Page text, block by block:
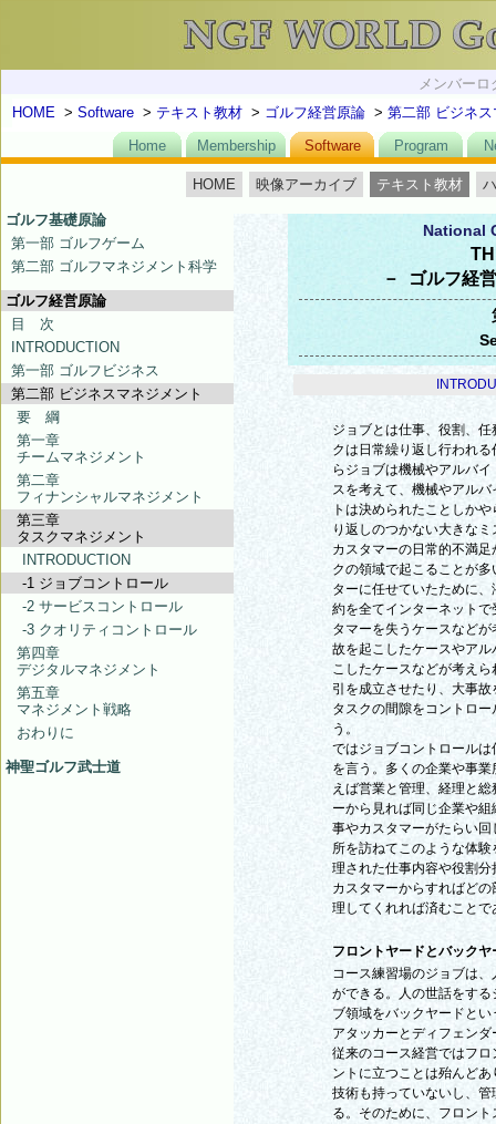
メンバー
HOME > Software > テキスト教材 > ゴルフ経営原論 > 第二部 ビジネ
Home
Membership Software Program
HOME 映像アーカイブ テキスト教材
ゴルフ基礎原論
第一部 ゴルフゲーム
第二部 ゴルフマネジメント科学
ゴルフ経営原論
目 次
INTRODUCTION
第一部 ゴルフビジネス
第二部 ビジネスマネジメント
要 綱
第一章
チームマネジメント
第二章
フィナンシャルマネジメント
第三章
タスクマネジメント
INTRODUCTION
-1 ジョブコントロール
-2 サービスコントロール
-3 クオリティコントロール
第四章
デジタルマネジメント
第五章
マネジメント戦略
おわりに
神聖ゴルフ武士道
National
－ ゴルフ経
ジョブとは仕事、役割、
クは日常繰り返し行われ
らジョブは機械やアルバ
スを考えて、機械やアル
トは決められたことしか
り返しのつかない大きな
カスタマーの日常的不満
クの領域で起こることが
ターに任せていたために
約を全てインターネット
タマーを失うケースなど
故を起こしたケースやア
こしたケースなどが考え
引を成立させたり、大事
タスクの間隙をコントロ
う。
ではジョブコントロール
を言う。多くの企業や事
えば営業と管理、経理と
ーから見れば同じ企業や
事やカスタマーがたらい
所を訪ねてこのような体
理された仕事内容や役割
カスタマーからすればど
理してくれれば済むこと
フロントヤードとバックヤ
コース練習場のジョブは
ができる。人の世話をす
ブ領域をバックヤードと
アタッカーとディフェン
従来のコース経営ではフ
ントに立つことは殆んど
技術も持っていないし、
る。そのために、フロン